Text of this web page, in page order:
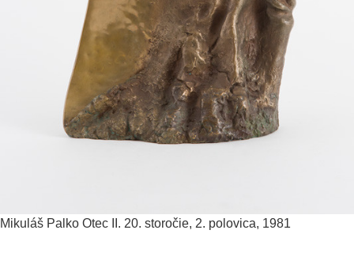
Mikuláš Palko Otec II. 20. storočie, 2. polovica, 1981